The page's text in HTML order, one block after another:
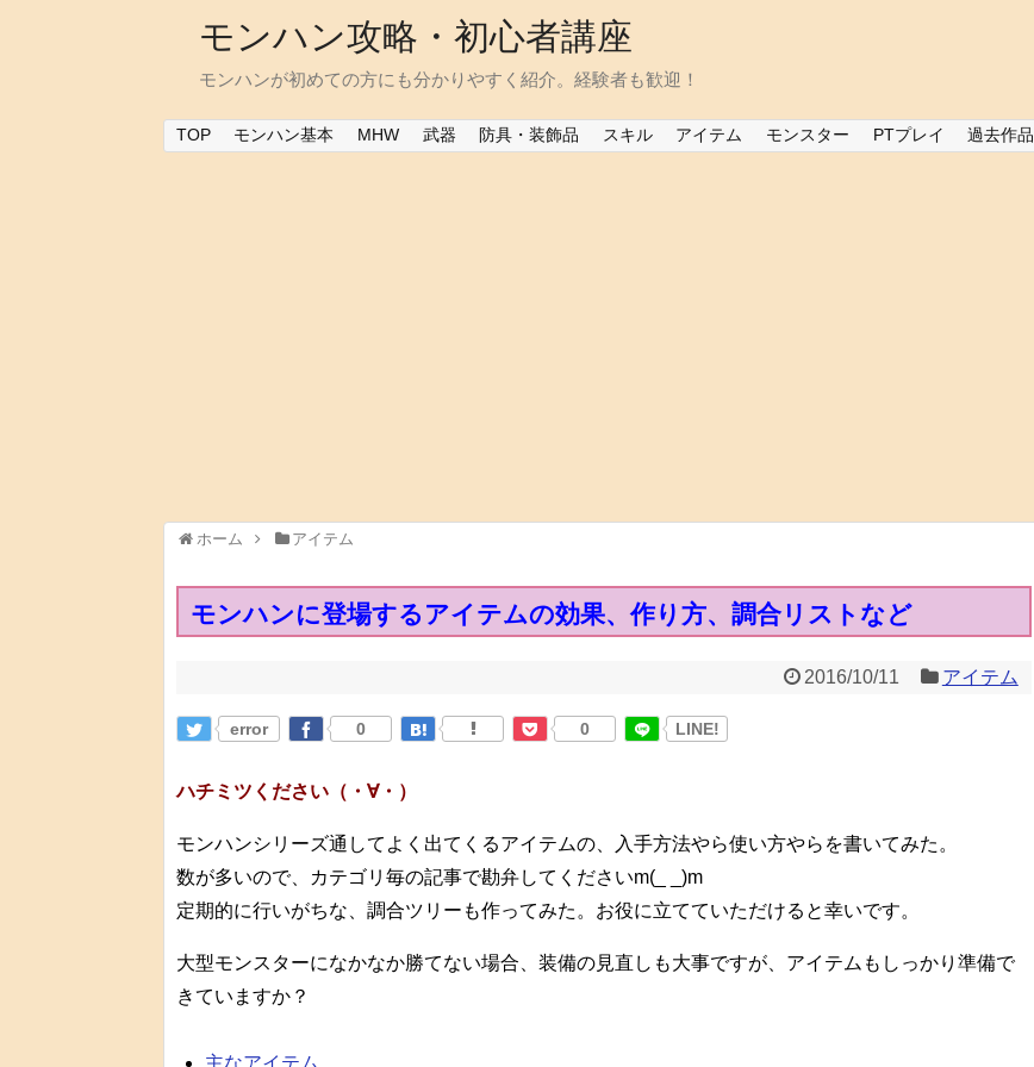
モンハン攻略・初心者講座
モンハンが初めての方にも分かりやすく紹介。経験者も歓迎！
TOP モンハン基本 MHW 武器 防具・装飾品 スキル アイテム モンスター PTプレイ 過去作品
ホーム アイテム
モンハンに登場するアイテムの効果、作り方、調合リストなど
2016/10/11 アイテム
error 0 0 LINE!
ハチミツください（・∀・）
モンハンシリーズ通してよく出てくるアイテムの、入手方法やら使い方やらを書いてみた。
数が多いので、カテゴリ毎の記事で勘弁してくださいm(_ _)m
定期的に行いがちな、調合ツリーも作ってみた。お役に立てていただけると幸いです。
大型モンスターになかなか勝てない場合、装備の見直しも大事ですが、アイテムもしっかり準備で
きていますか？